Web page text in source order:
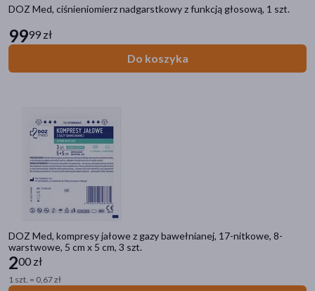
DOZ Med, ciśnieniomierz nadgarstkowy z funkcją głosową, 1 szt.
9999 zł
Do koszyka
DOZ Med, kompresy jałowe z gazy bawełnianej, 17-nitkowe, 8-
warstwowe, 5 cm x 5 cm, 3 szt.
200 zł
1 szt. = 0,67 zł
na noc(44)
Rodzaj skóry
wrażliwa(4)
pękająca(3)
pokaż więcej
Smak
pomarańczowy(1)